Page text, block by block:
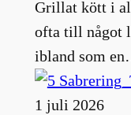
Grillat kött i
ofta till något
ibland som
1 juli 2026